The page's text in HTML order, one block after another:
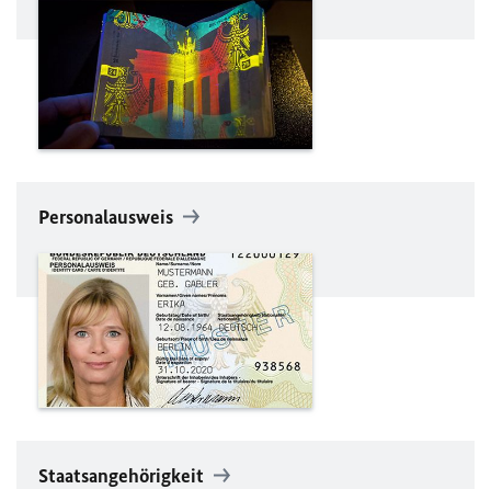
Personalausweis
Staatsangehörigkeit